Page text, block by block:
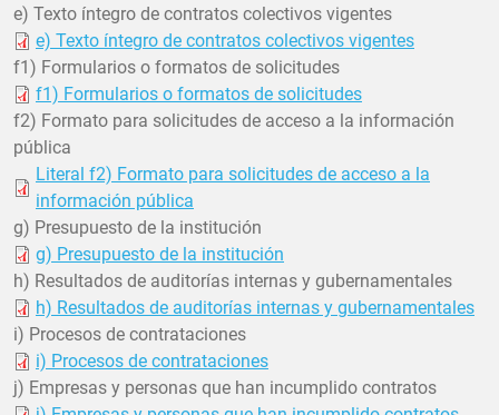
e) Texto íntegro de contratos colectivos vigentes
e) Texto íntegro de contratos colectivos vigentes
f1) Formularios o formatos de solicitudes
f1) Formularios o formatos de solicitudes
f2) Formato para solicitudes de acceso a la información
pública
Literal f2) Formato para solicitudes de acceso a la
información pública
g) Presupuesto de la institución
g) Presupuesto de la institución
h) Resultados de auditorías internas y gubernamentales
h) Resultados de auditorías internas y gubernamentales
i) Procesos de contrataciones
i) Procesos de contrataciones
j) Empresas y personas que han incumplido contratos